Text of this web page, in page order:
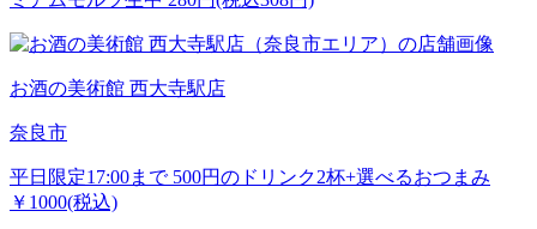
お酒の美術館 西大寺駅店
奈良市
平日限定17:00まで 500円のドリンク2杯+選べるおつまみ
￥1000(税込)